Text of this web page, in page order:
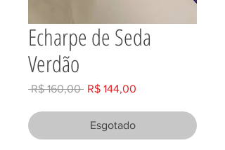
Echarpe de Seda
Verdão
R$ 160,00 Preço
R$ 144,00
Esgotado